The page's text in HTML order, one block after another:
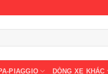
PIAGGIO DÒNG XE KHÁC